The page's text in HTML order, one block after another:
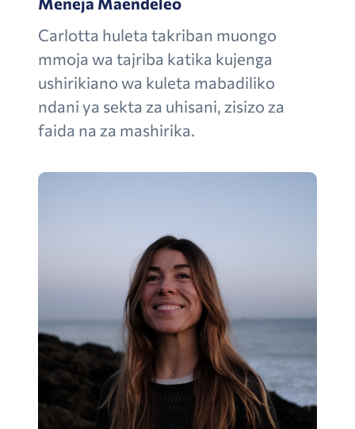
Carlotta huleta takriban muongo
mmoja wa tajriba katika kujenga
ushirikiano wa kuleta mabadiliko
ndani ya sekta za uhisani, zisizo za
faida na za mashirika.